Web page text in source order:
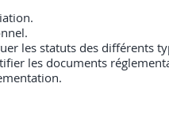
les statuts des différents
les documents